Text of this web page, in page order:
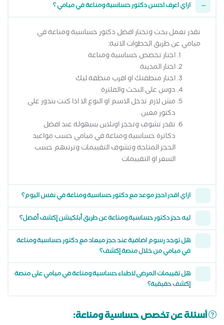
ازاي اعرف احسن دكتور حساسية ومناعة في ميامي ؟
تقدر تعمل بحث وتختار افضل دكتور حساسية ومناعة في
ميامي عن طريق الخطوات الاتية:
اختار تخصص حساسية ومناعة
اختار المدينة
اختار منطقتك او اقرب منطقة ليك
دوس على البحث والفلترة
مش لازم تدخل الاسم او النوع الا اذا كنت بتدور على
دكتور معين
تقدر تشوف وتحجز اونلاين بسهولة عند افضل
دكاترة حساسية ومناعة في ميامي حسب مواعيد
الحجز المتاحة وتشوف التقييمات وترتبهم حسب
السعر او التقييمات
ازاي اقدر احجز موعد مع دكتور حساسية ومناعة في نفس اليوم؟
ليه حجز دكتور حساسية ومناعة عن طريق أبلكيشن إكشف أفضل؟
هل توجد رسوم اضافية عند حجز ميعاد مع دكتور حساسية ومناعة
في ميامي من خلال منصة إكشف؟
هل تقييمات المرضى لاطباء حساسية ومناعة في ميامي على منصة
إكشف حقيقية؟
أسئلة عن تخصص حساسية ومناعة: